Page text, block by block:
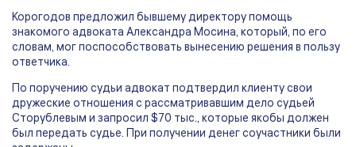
Корогодов предложил бывшему директору помощь
знакомого адвоката Александра Мосина, который, по его
словам, мог поспособствовать вынесению решения в пользу
ответчика.
По поручению судьи адвокат подтвердил клиенту свои
дружеские отношения с рассматривавшим дело судьей
Сторублевым и запросил $70 тыс., которые якобы должен
был передать судье. При получении денег соучастники были